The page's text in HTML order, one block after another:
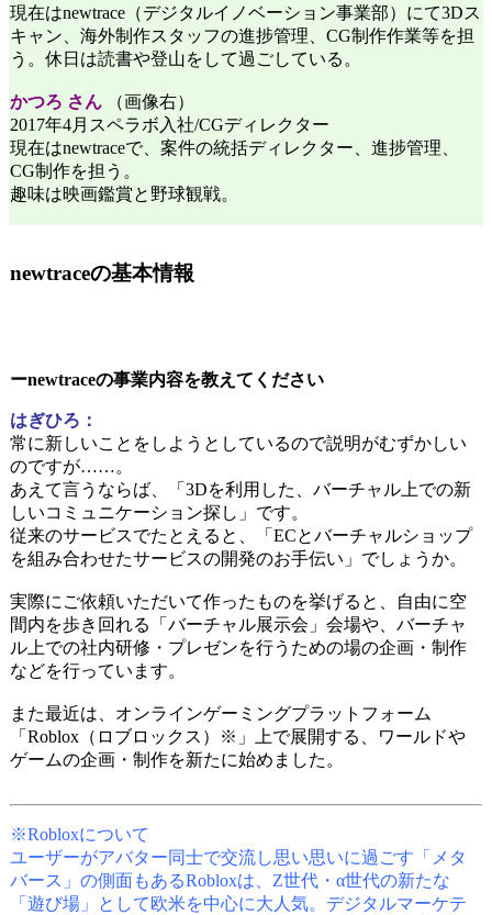
現在はnewtrace（デジタルイノベーション事業部）にて3Dス
キャン、海外制作スタッフの進捗管理、CG制作作業等を担
う。休日は読書や登山をして過ごしている。
かつろ さん
（画像右）
2017年4月スペラボ入社/CGディレクター
現在はnewtraceで、案件の統括ディレクター、進捗管理、
CG制作を担う。
趣味は映画鑑賞と野球観戦。
newtraceの基本情報
ーnewtraceの事業内容を教えてください
はぎひろ：
常に新しいことをしようとしているので説明がむずかしい
のですが……。
あえて言うならば、
「 3Dを利用した、バーチャル上での新
しいコミュニケーション探し」です。
従来のサービスでたとえると、「ECとバーチャルショップ
を組み合わせたサービスの開発のお手伝い」でしょうか。
実際にご依頼いただいて作ったものを挙げると、自由に空
間内を歩き回れる「バーチャル展示会」会場や、バーチャ
ル上での社内研修・プレゼンを行うための場の企画・制作
などを行っています。
また最近は、オンラインゲーミングプラットフォーム
「Roblox（ロブロックス）※」上で展開する、ワールドや
ゲームの企画・制作を新たに始めました。
※Robloxについて
ユーザーがアバター同士で交流し思い思いに過ごす「メタ
バース」の側面もあるRobloxは、Z世代・α世代の新たな
「遊び場」として欧米を中心に大人気。デジタルマーケテ